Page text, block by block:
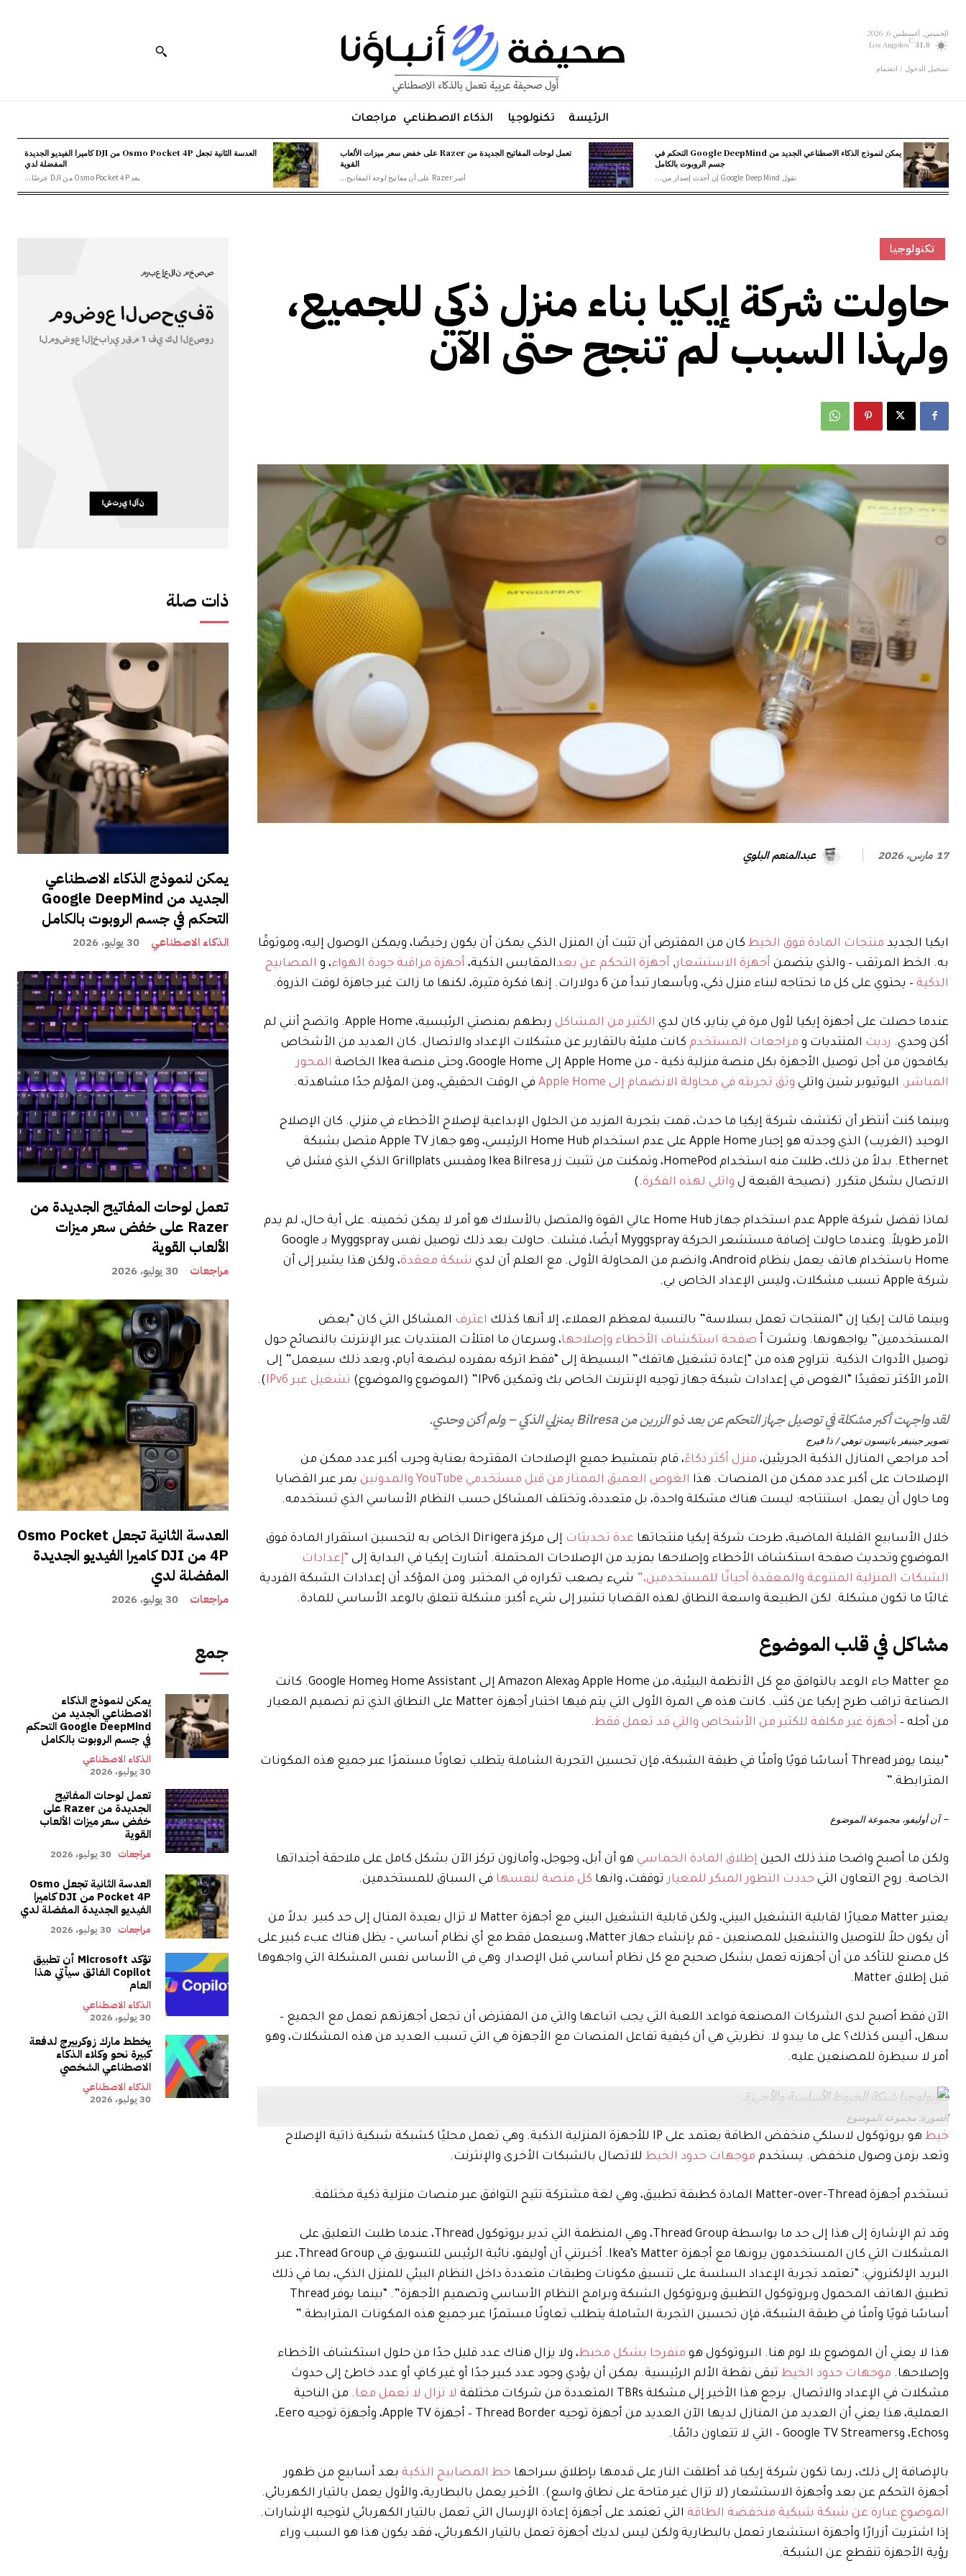
الخميس, أغسطس 6, 2026
31.8
C
Los Angeles
تسجيل الدخول / انضمام
الرئيسة تكنولوجيا الذكاء الاصطناعي مراجعات
يمكن لنموذج الذكاء الاصطناعي الجديد من Google DeepMind التحكم في
جسم الروبوت بالكامل
تقول Google DeepMind إن أحدث إصدار من...
تعمل لوحات المفاتيح الجديدة من Razer على خفض سعر ميزات الألعاب
القوية
أصر Razer على أن مفاتيح لوحة المفاتيح...
العدسة الثانية تجعل Osmo Pocket 4P من DJI كاميرا الفيديو الجديدة
المفضلة لدي
يعد Osmo Pocket 4P من DJI عرضًا...
ذات صلة
يمكن لنموذج الذكاء الاصطناعي
الجديد من Google DeepMind
التحكم في جسم الروبوت بالكامل
الذكاء الاصطناعي 30 يوليو، 2026
تعمل لوحات المفاتيح الجديدة من
Razer على خفض سعر ميزات
الألعاب القوية
مراجعات 30 يوليو، 2026
العدسة الثانية تجعل Osmo Pocket
4P من DJI كاميرا الفيديو الجديدة
المفضلة لدي
مراجعات 30 يوليو، 2026
جمع
يمكن لنموذج الذكاء
الاصطناعي الجديد من
Google DeepMind التحكم
في جسم الروبوت بالكامل
الذكاء الاصطناعي
30 يوليو، 2026
تعمل لوحات المفاتيح
الجديدة من Razer على
خفض سعر ميزات الألعاب
القوية
مراجعات 30 يوليو، 2026
العدسة الثانية تجعل Osmo
Pocket 4P من DJI كاميرا
الفيديو الجديدة المفضلة لدي
مراجعات 30 يوليو، 2026
تؤكد Microsoft أن تطبيق
Copilot الفائق سيأتي هذا
العام
الذكاء الاصطناعي
30 يوليو، 2026
يخطط مارك زوكربيرج لدفعة
كبيرة نحو وكلاء الذكاء
الاصطناعي الشخصي
الذكاء الاصطناعي
30 يوليو، 2026
تكنولوجيا
حاولت شركة إيكيا بناء منزل ذكي للجميع،
ولهذا السبب لم تنجح حتى الآن
17 مارس، 2026 عبدالمنعم البلوي
ايكيا الجديد منتجات المادة فوق الخيط كان من المفترض أن تثبت أن المنزل الذكي يمكن أن يكون رخيصًا، ويمكن الوصول إليه، وموثوقًا
به. الخط المرتقب – والذي يتضمن أجهزة الاستشعار, أجهزة التحكم عن بعدالمقابس الذكية، أجهزة مراقبة جودة الهواء، و المصابيح
الذكية – يحتوي على كل ما تحتاجه لبناء منزل ذكي، وبأسعار تبدأ من 6 دولارات. إنها فكرة مثيرة، لكنها ما زالت غير جاهزة لوقت الذروة.
عندما حصلت على أجهزة إيكيا لأول مرة في يناير، كان لدي الكثير من المشاكل
ربطهم بمنصتي الرئيسية، Apple Home. واتضح أنني لم
أكن وحدي. رديت المنتديات و مراجعات المستخدم كانت مليئة بالتقارير عن مشكلات الإعداد والاتصال. كان العديد من الأشخاص
يكافحون من أجل توصيل الأجهزة بكل منصة منزلية ذكية – من Apple Home إلى Google Home، وحتى منصة Ikea الخاصة
المحور
المباشر. اليوتيوبر شين واتلي وثق تجربته في محاولة الانضمام إلى Apple Home في الوقت الحقيقي، ومن المؤلم جدًا مشاهدته.
وبينما كنت أنتظر أن تكتشف شركة إيكيا ما حدث، قمت بتجربة المزيد من الحلول الإبداعية لإصلاح الأخطاء في منزلي. كان الإصلاح
الوحيد (الغريب) الذي وجدته هو إجبار Apple Home على عدم استخدام Home Hub الرئيسي، وهو جهاز Apple TV متصل بشبكة
Ethernet. بدلاً من ذلك، طلبت منه استخدام HomePod، وتمكنت من تثبيت زر Ikea Bilresa ومقبس Grillplats الذكي الذي فشل في
الاتصال بشكل متكرر. (نصيحة القبعة ل واتلي لهذه الفكرة.)
لماذا تفضل شركة Apple عدم استخدام جهاز Home Hub عالي القوة والمتصل بالأسلاك هو أمر لا يمكن تخمينه. على أية حال، لم يدم
الأمر طويلاً. وعندما حاولت إضافة مستشعر الحركة Myggspray أيضًا، فشلت. حاولت بعد ذلك توصيل نفس Myggspray بـ Google
Home باستخدام هاتف يعمل بنظام Android، وانضم من المحاولة الأولى. مع العلم أن لدي
شبكة معقدة، ولكن هذا يشير إلى أن
شركة Apple تسبب مشكلات، وليس الإعداد الخاص بي.
وبينما قالت إيكيا إن “المنتجات تعمل بسلاسة” بالنسبة لمعظم العملاء، إلا أنها كذلك اعترف المشاكل التي كان “بعض
المستخدمين” يواجهونها. ونشرت أ صفحة استكشاف الأخطاء وإصلاحها، وسرعان ما امتلأت المنتديات عبر الإنترنت بالنصائح حول
توصيل الأدوات الذكية. تتراوح هذه من “إعادة تشغيل هاتفك” البسيطة إلى “فقط اتركه بمفرده لبضعة أيام، وبعد ذلك سيعمل” إلى
الأمر الأكثر تعقيدًا “الغوص في إعدادات شبكة جهاز توجيه الإنترنت الخاص بك وتمكين IPv6” (الموضوع والموضوع)
تشغيل عبر IPv6 ).
لقد واجهت أكبر مشكلة في توصيل جهاز التحكم عن بعد ذو الزرين من Bilresa بمنزلي الذكي – ولم أكن وحدي.
تصوير جينيفر باتيسون توهي / ذا فيرج
أحد مراجعي المنازل الذكية الجريئين، منزل أكثر ذكاءً، قام بتمشيط جميع الإصلاحات المقترحة بعناية وجرب أكبر عدد ممكن من
الإصلاحات على أكبر عدد ممكن من المنصات. هذا الغوص العميق الممتاز من قبل مستخدمي YouTube والمدونين
يمر عبر القضايا
وما حاول أن يعمل. استنتاجه: ليست هناك مشكلة واحدة، بل متعددة، وتختلف المشاكل حسب النظام الأساسي الذي تستخدمه.
خلال الأسابيع القليلة الماضية، طرحت شركة إيكيا منتجاتها عدة تحديثات
إلى مركز Dirigera الخاص به لتحسين استقرار المادة فوق
الموضوع وتحديث صفحة استكشاف الأخطاء وإصلاحها بمزيد من الإصلاحات المحتملة. أشارت إيكيا في البداية إلى “إعدادات
الشبكات المنزلية المتنوعة والمعقدة أحيانًا للمستخدمين،” شيء يصعب تكراره في المختبر. ومن المؤكد أن إعدادات الشبكة الفردية
غالبًا ما تكون مشكلة. لكن الطبيعة واسعة النطاق لهذه القضايا تشير إلى شيء أكبر: مشكلة تتعلق بالوعد الأساسي للمادة.
مشاكل في قلب الموضوع
مع Matter جاء الوعد بالتوافق مع كل الأنظمة البيئية، من Apple Home وAmazon Alexa إلى Home Assistant وGoogle Home. كانت
الصناعة تراقب طرح إيكيا عن كثب. كانت هذه هي المرة الأولى التي يتم فيها اختبار أجهزة Matter على النطاق الذي تم تصميم المعيار
من أجله – أجهزة غير مكلفة للكثير من الأشخاص والتي قد تعمل فقط.
“بينما يوفر Thread أساسًا قويًا وآمنًا في طبقة الشبكة، فإن تحسين التجربة الشاملة يتطلب تعاونًا مستمرًا عبر جميع هذه المكونات
المترابطة.”
– آن أوليفو، مجموعة الموضوع
ولكن ما أصبح واضحا منذ ذلك الحين إطلاق المادة الحماسي هو أن أبل، وجوجل، وأمازون تركز الآن بشكل كامل على ملاحقة أجنداتها
الخاصة. روح التعاون التي حددت التطور المبكر للمعيارتوقفت، وانها كل منصة لنفسها في السباق للمستخدمين.
يعتبر Matter معيارًا لقابلية التشغيل البيني، ولكن قابلية التشغيل البيني مع أجهزة Matter لا تزال بعيدة المنال إلى حد كبير. بدلاً من
أن يكون حلاً للتوصيل والتشغيل للمصنعين – قم بإنشاء جهاز Matter، وسيعمل فقط مع أي نظام أساسي – يظل هناك عبء كبير على
كل مصنع للتأكد من أن أجهزته تعمل بشكل صحيح مع كل نظام أساسي قبل الإصدار. وهي في الأساس نفس المشكلة التي واجهوها
قبل إطلاق Matter.
الآن فقط أصبح لدى الشركات المصنعة قواعد اللعبة التي يجب اتباعها والتي من المفترض أن تجعل أجهزتهم تعمل مع الجميع –
سهل، أليس كذلك؟ على ما يبدو لا. نظريتي هي أن كيفية تفاعل المنصات مع الأجهزة هي التي تسبب العديد من هذه المشكلات، وهو
أمر لا سيطرة للمصنعين عليه.
طوبولوجيا شبكة الخيوط الأساسية والأجهزة.
الصورة: مجموعة الموضوع
خيط
هو بروتوكول لاسلكي منخفض الطاقة يعتمد على IP للأجهزة المنزلية الذكية. وهي تعمل محليًا كشبكة شبكية ذاتية الإصلاح
وتعد بزمن وصول منخفض. يستخدم موجهات حدود الخيط للاتصال بالشبكات الأخرى والإنترنت.
تستخدم أجهزة Matter-over-Thread المادة كطبقة تطبيق، وهي لغة مشتركة تتيح التوافق عبر منصات منزلية ذكية مختلفة.
وقد تم الإشارة إلى هذا إلى حد ما بواسطة Thread Group، وهي المنظمة التي تدير بروتوكول Thread، عندما طلبت التعليق على
المشكلات التي كان المستخدمون يرونها مع أجهزة Ikea’s Matter. أخبرتني آن أوليفو، نائبة الرئيس للتسويق في Thread Group، عبر
البريد الإلكتروني: “تعتمد تجربة الإعداد السلسة على تنسيق مكونات وطبقات متعددة داخل النظام البيئي للمنزل الذكي، بما في ذلك
تطبيق الهاتف المحمول وبروتوكول التطبيق وبروتوكول الشبكة وبرامج النظام الأساسي وتصميم الأجهزة”. “بينما يوفر Thread
أساسًا قويًا وآمنًا في طبقة الشبكة، فإن تحسين التجربة الشاملة يتطلب تعاونًا مستمرًا عبر جميع هذه المكونات المترابطة.”
هذا لا يعني أن الموضوع بلا لوم هنا. البروتوكول هو منفرجا بشكل محبط، ولا يزال هناك عدد قليل جدًا من حلول استكشاف الأخطاء
وإصلاحها. موجهات حدود الخيط تبقى نقطة الألم الرئيسية. يمكن أن يؤدي وجود عدد كبير جدًا أو غير كافٍ أو عدد خاطئ إلى حدوث
مشكلات في الإعداد والاتصال. يرجع هذا الأخير إلى مشكلة TBRs المتعددة من شركات مختلفة
لا تزال لا تعمل معا. من الناحية
العملية، هذا يعني أن العديد من المنازل لديها الآن العديد من أجهزة توجيه Thread Border – أجهزة Apple TV، وأجهزة توجيه Eero،
وEchos، وGoogle TV Streamers – التي لا تتعاون دائمًا.
بالإضافة إلى ذلك، ربما تكون شركة إيكيا قد أطلقت النار على قدمها بإطلاق سراحها خط المصابيح الذكية بعد أسابيع من ظهور
أجهزة التحكم عن بعد وأجهزة الاستشعار (لا تزال غير متاحة على نطاق واسع). الأخير يعمل بالبطارية، والأول يعمل بالتيار الكهربائي.
الموضوع عبارة عن شبكة شبكية منخفضة الطاقة التي تعتمد على أجهزة إعادة الإرسال التي تعمل بالتيار الكهربائي لتوجيه الإشارات.
إذا اشتريت أزرارًا وأجهزة استشعار تعمل بالبطارية ولكن ليس لديك أجهزة تعمل بالتيار الكهربائي، فقد يكون هذا هو السبب وراء
رؤية الأجهزة تنقطع عن الشبكة.